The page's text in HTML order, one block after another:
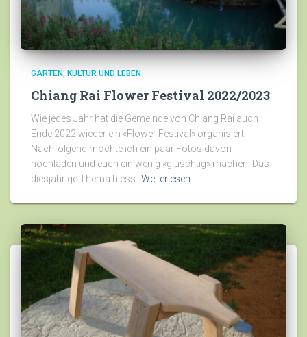
GARTEN KULTUR UND LEBEN
Chiang Rai Flower Festival 2022/2023
Wie jedes Jahr hat die Gemeinde von Chiang Rai auch
Ende 2022 wieder ein «Flower Festival» organisiert.
Nachfolgend möchte ich ein paar Fotos davon
hochladen und euch ein wenig «gluschtig» machen. Das
diesjährige Thema hiess: Weiterlesen